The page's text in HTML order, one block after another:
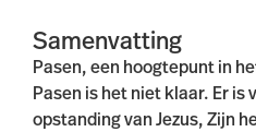
Samenvatting
Pasen, een hoogtepunt in
Pasen is het niet klaar. Er is
opstanding van Jezus, Zijn